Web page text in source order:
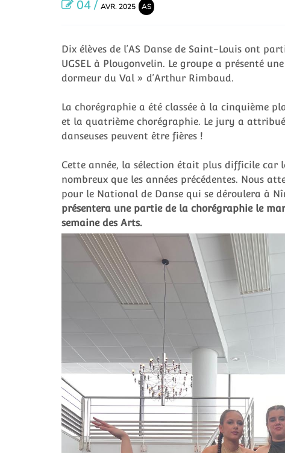
04 / AVR. 2025 AS
Dix élèves de l’AS Danse de Saint-Louis ont
UGSEL à Plougonvelin. Le groupe a présenté
dormeur du Val » d’Arthur Rimbaud.
La chorégraphie a été classée à la cinquième
et la quatrième chorégraphie. Le jury a
danseuses peuvent être fières !
Cette année, la sélection était plus difficile car
nombreux que les années précédentes. Nous
pour le National de Danse qui se déroulera à
présentera une partie de la chorégraphie le
semaine des Arts.